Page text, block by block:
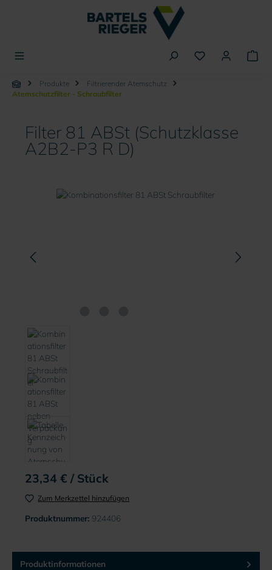
Produkte
Filtrierender Atemschutz
Atemschutzfilter - Schraubfilter
Filter 81 ABSt (Schutzklasse
A2B2-P3 R D)
Bildergalerie überspringen
23,34 € / Stück
Zum Merkzettel hinzufügen
Produktnummer: 924406
Produktinformationen